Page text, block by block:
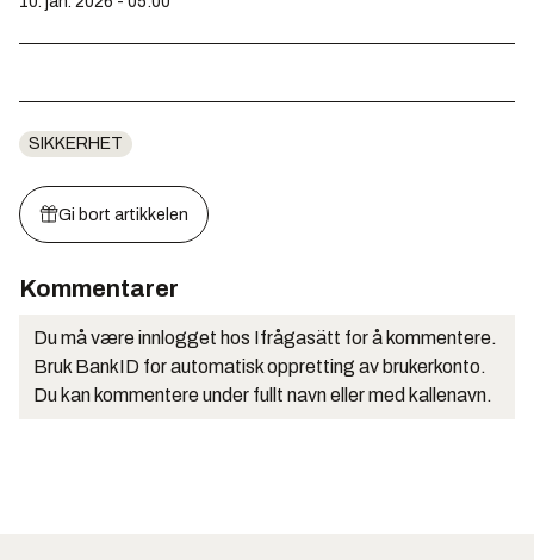
SIKKERHET
Gi bort artikkelen
Kommentarer
Du må være innlogget hos Ifrågasätt for å kommentere.
Bruk BankID for automatisk oppretting av brukerkonto.
Du kan kommentere under fullt navn eller med kallenavn.